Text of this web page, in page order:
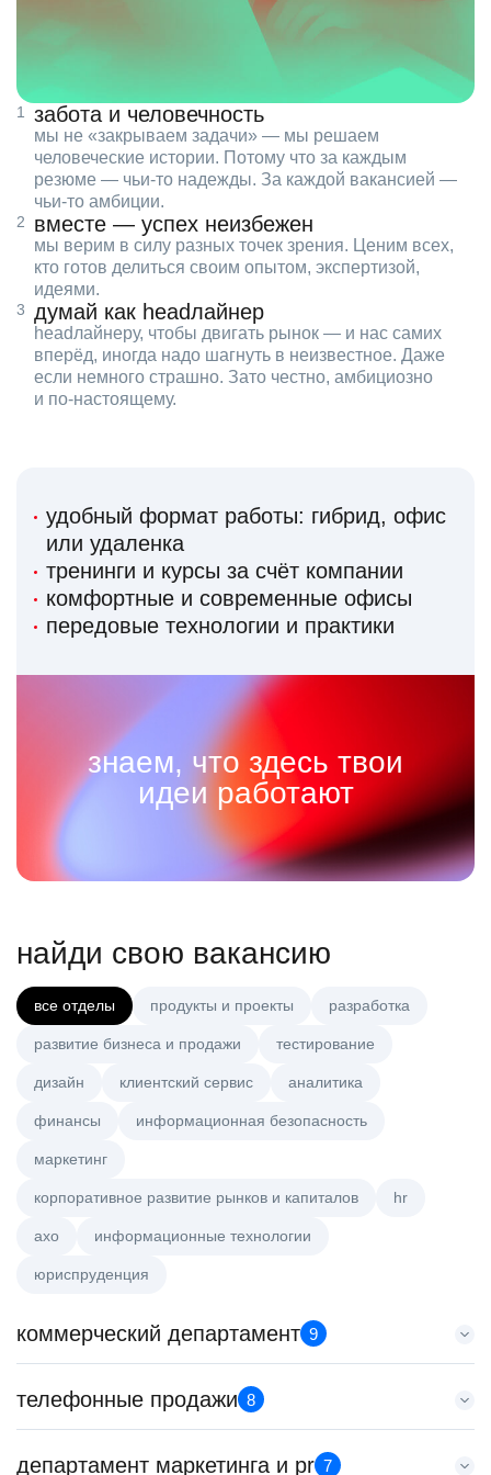
забота и человечность
мы не «закрываем задачи» — мы решаем
человеческие истории. Потому что за каждым
резюме — чьи‑то надежды. За каждой вакансией —
чьи‑то амбиции.
вместе — успех неизбежен
мы верим в силу разных точек зрения. Ценим всех,
кто готов делиться своим опытом, экспертизой,
идеями.
думай как headлайнер
headлайнеру, чтобы двигать рынок — и нас самих
вперёд, иногда надо шагнуть в неизвестное. Даже
если немного страшно. Зато честно, амбициозно
и по‑настоящему.
удобный формат работы: гибрид, офис
или удаленка
тренинги и курсы за счёт компании
комфортные и современные офисы
передовые технологии и практики
знаем, что здесь твои
идеи работают
найди свою вакансию
все отделы продукты и проекты разработка
развитие бизнеса и продажи тестирование
дизайн клиентский сервис аналитика
финансы информационная безопасность
маркетинг
корпоративное развитие рынков и капиталов hr
axo информационные технологии
юриспруденция
коммерческий департамент 9
Key Account Manager (EdTech)
HeadHunter::Коммерческий департамент
150000 ₽
телефонные продажи 8
Менеджер по продажам в сегменте малого и среднего
департамент маркетинга и pr 7